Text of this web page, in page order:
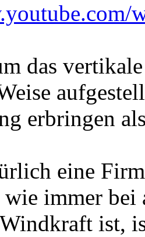
das
erbringen
eine
wie immer
ist,